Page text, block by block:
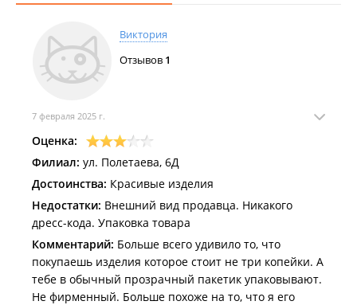
Виктория
Отзывов 1
7 февраля 2025 г.
Оценка:
Филиал: ул. Полетаева, 6Д
Достоинства: Красивые изделия
Недостатки: Внешний вид продавца. Никакого
дресс-кода. Упаковка товара
Комментарий: Больше всего удивило то, что
покупаешь изделия которое стоит не три копейки. А
тебе в обычный прозрачный пакетик упаковывают.
Не фирменный. Больше похоже на то, что я его